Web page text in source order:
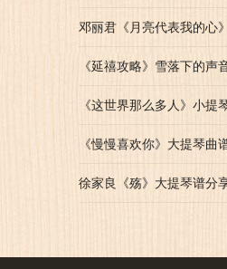
邓丽君《月亮代表我的心
《延禧攻略》雪落下的声
《这世界那么多人》小提
《慢慢喜欢你》大提琴曲
徐家良《殇》大提琴谱分